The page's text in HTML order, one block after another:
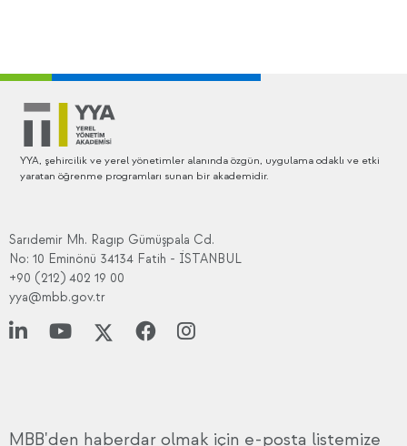
YYA, şehircilik ve yerel yönetimler alanında özgün, uygulama odaklı ve etki
yaratan öğrenme programları sunan bir akademidir.
Sarıdemir Mh. Ragıp Gümüşpala Cd.
No: 10 Eminönü 34134 Fatih - İSTANBUL
+90 (212) 402 19 00
yya@mbb.gov.tr
MBB'den haberdar olmak için e-posta listemize